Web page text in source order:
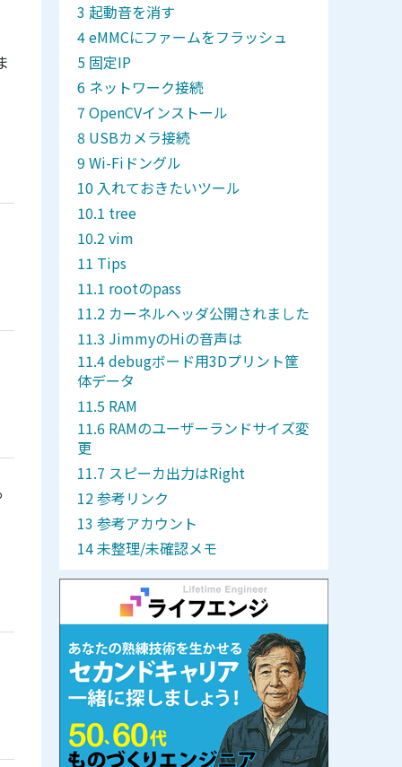
起動音を消す
eMMCにファームをフラッシュ
固定IP
ネットワーク接続
OpenCVインストール
USBカメラ接続
Wi-Fiドングル
入れておきたいツール
tree
vim
Tips
rootのpass
カーネルヘッダ公開されました
JimmyのHiの音声は
debugボード用3Dプリント筐
体データ
RAM
RAMのユーザーランドサイズ変
更
スピーカ出力はRight
参考リンク
参考アカウント
未整理/未確認メモ